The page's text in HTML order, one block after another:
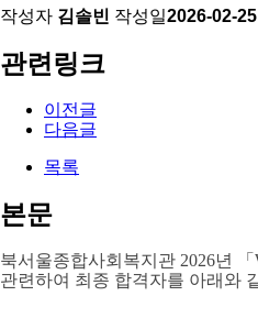
작성자 김솔빈 작성일2026-02-
관련링크
이전글
다음글
목록
본문
북서울종합사회복지관 2026년
관련하여 최종 합격자를 아래와